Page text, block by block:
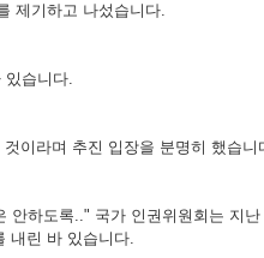
제기하고 나섰습니다.
있습니다.
이라며 추진 입장을 분명히 했습니
하도록.." 국가 인권위원회는 지
내린 바 있습니다.